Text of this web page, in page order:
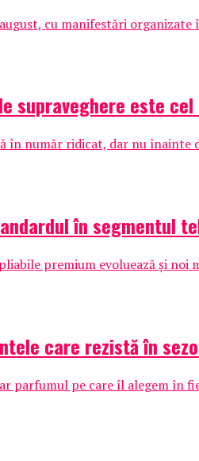
cu manifestări organizate
supraveghere este
în număr ridicat, dar nu înainte
în segmentul
premium evoluează și noi
care rezistă în
parfumul pe care îl alegem în